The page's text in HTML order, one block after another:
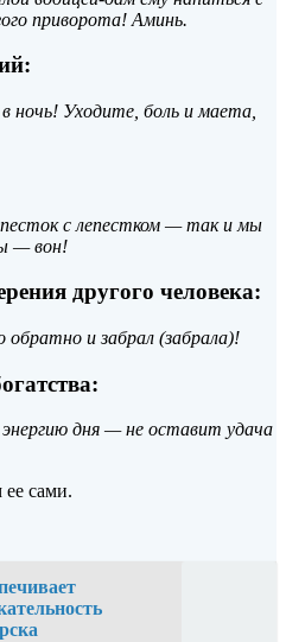
приворота! Аминь.
ночь! Уходите, боль и маета,
с лепестком — так и мы
— вон!
другого человека:
и забрал (забрала)!
дня — не оставит удача
сами.